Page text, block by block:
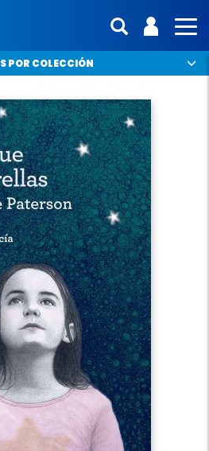
ENTRA |
POR COLECCIÓN